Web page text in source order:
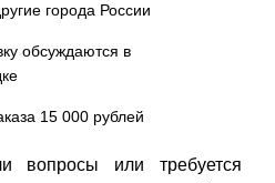
города России
обсуждаются в
15 000 рублей
вопросы или требуется